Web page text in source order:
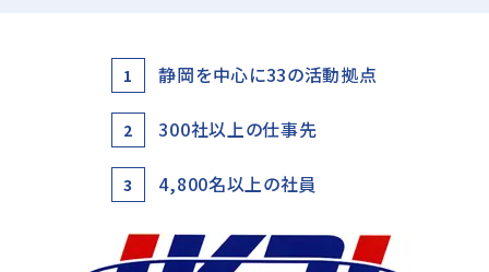
1 静岡を中心に33の活動拠点
2 300社以上の仕事先
3 4,800名以上の社員